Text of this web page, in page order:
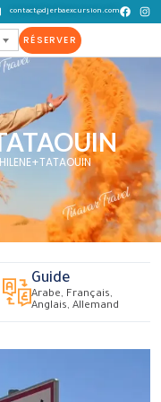
contact@djerbaexcursion.com
RÉSERVER
Guide
Arabe, Français,
Anglais, Allemand